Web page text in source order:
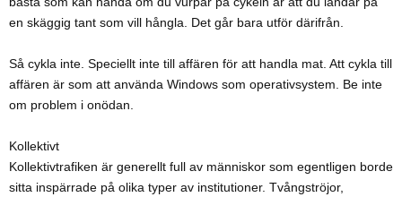
en skäggig tant som vill hångla. Det går bara utför därifrån.
Så cykla inte. Speciellt inte till affären för att handla mat. Att cykla till
affären är som att använda Windows som operativsystem. Be inte
om problem i onödan.
Kollektivt
Kollektivtrafiken är generellt full av människor som egentligen borde
sitta inspärrade på olika typer av institutioner. Tvångströjor,